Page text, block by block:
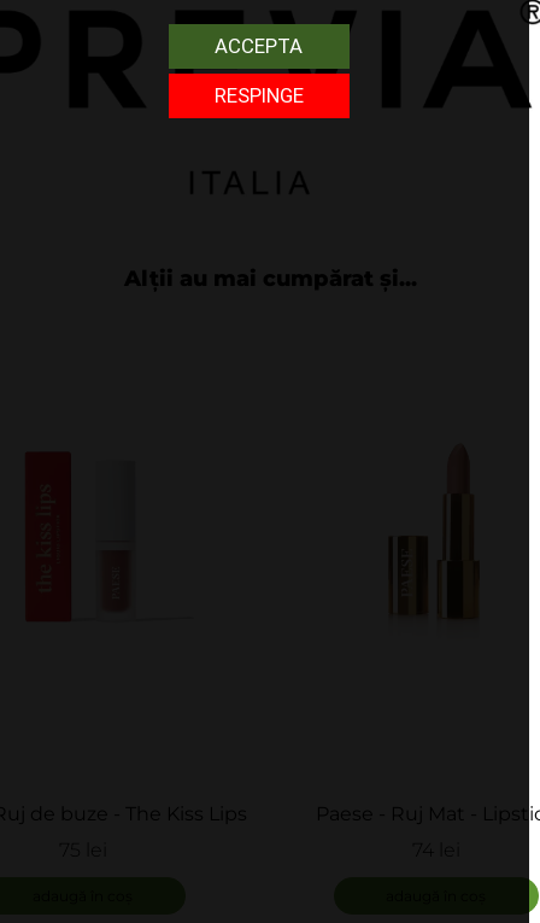
Alții au mai cumpărat și...
de buze - The Kiss Lips
75 lei
Paese - Ruj Mat -
74 lei
ACCEPTA
RESPINGE